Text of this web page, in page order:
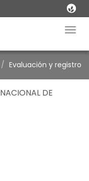
Evaluación y registro
DE